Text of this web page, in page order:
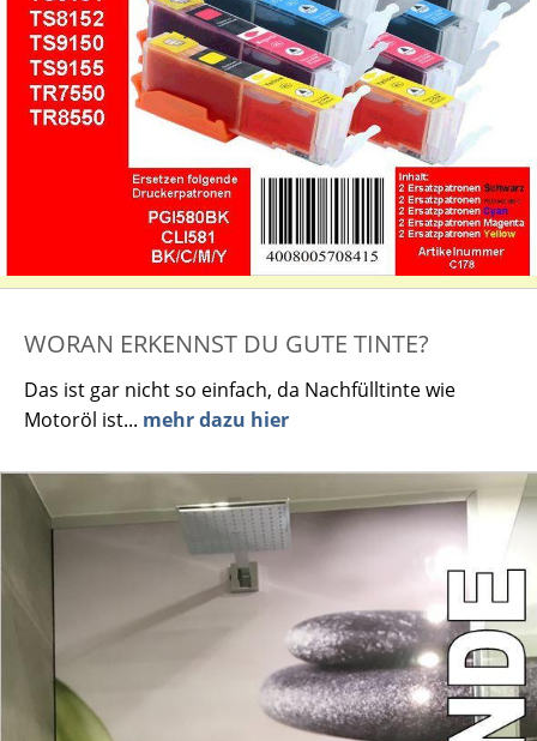
WORAN ERKENNST DU GUTE TINTE?
Das ist gar nicht so einfach, da Nachfülltinte wie
Motoröl ist... mehr dazu hier